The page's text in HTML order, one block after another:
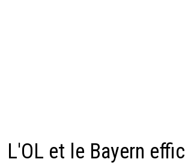
L'OL et le Bayern